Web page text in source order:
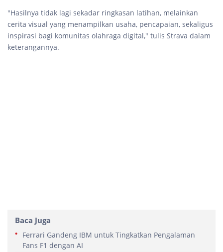
"Hasilnya tidak lagi sekadar ringkasan latihan, melainkan
cerita visual yang menampilkan usaha, pencapaian, sekaligus
inspirasi bagi komunitas olahraga digital," tulis Strava dalam
keterangannya.
Baca Juga
Ferrari Gandeng IBM untuk Tingkatkan Pengalaman
Fans F1 dengan AI